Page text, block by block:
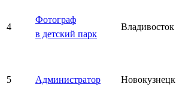
4
Фотограф
в детский парк
Владивосток
5 Администратор Новокузнецк